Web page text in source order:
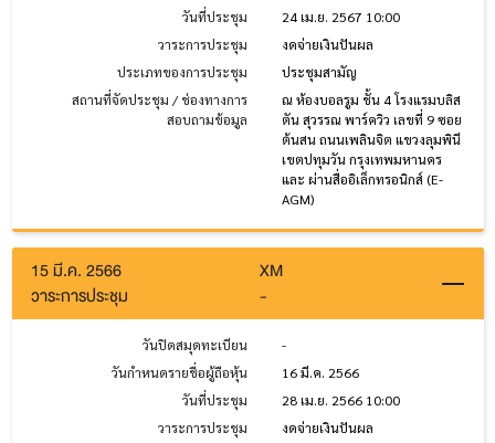
วันที่ประชุม
24 เม.ย. 2567 10:00
วาระการประชุม
งดจ่ายเงินปันผล
ประเภทของการประชุม
ประชุมสามัญ
สถานที่จัดประชุม / ช่องทางการ
สอบถามข้อมูล
ณ ห้องบอลรูม ชั้น 4 โรงแรมบลิส
ตัน สุวรรณ พาร์ควิว เลขที่ 9 ซอย
ต้นสน ถนนเพลินจิต แขวงลุมพินี
เขตปทุมวัน กรุงเทพมหานคร
และ ผ่านสื่ออิเล็กทรอนิกส์ (E-
AGM)
15 มี.ค. 2566
XM
วาระการประชุม
-
วันปิดสมุดทะเบียน
-
วันกำหนดรายชื่อผู้ถือหุ้น
16 มี.ค. 2566
วันที่ประชุม
28 เม.ย. 2566 10:00
วาระการประชุม
งดจ่ายเงินปันผล